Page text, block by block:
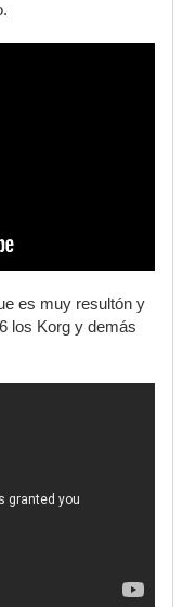
es muy resultón y
los Korg y demás